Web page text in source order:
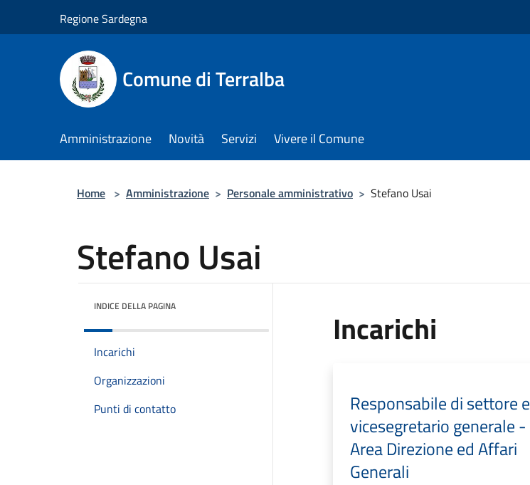
Regione Sardegna
Comune di Terralba
Amministrazione Novità Servizi Vivere il Comune
Home > Amministrazione > Personale amministrativo > Stefano Usai
Stefano Usai
INDICE DELLA PAGINA
Incarichi
Organizzazioni
Punti di contatto
Incarichi
Responsabile di settore e
vicesegretario generale -
Area Direzione ed Affari
Generali